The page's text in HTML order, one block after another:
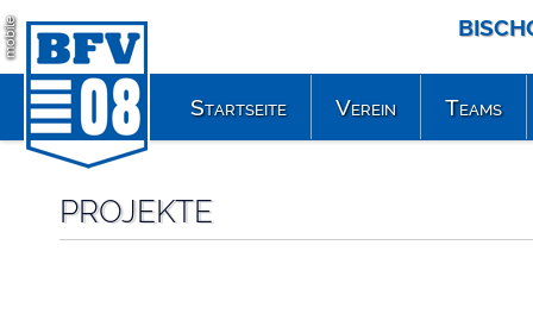
mobile
PROJEKTE
Startseite Verein Teams